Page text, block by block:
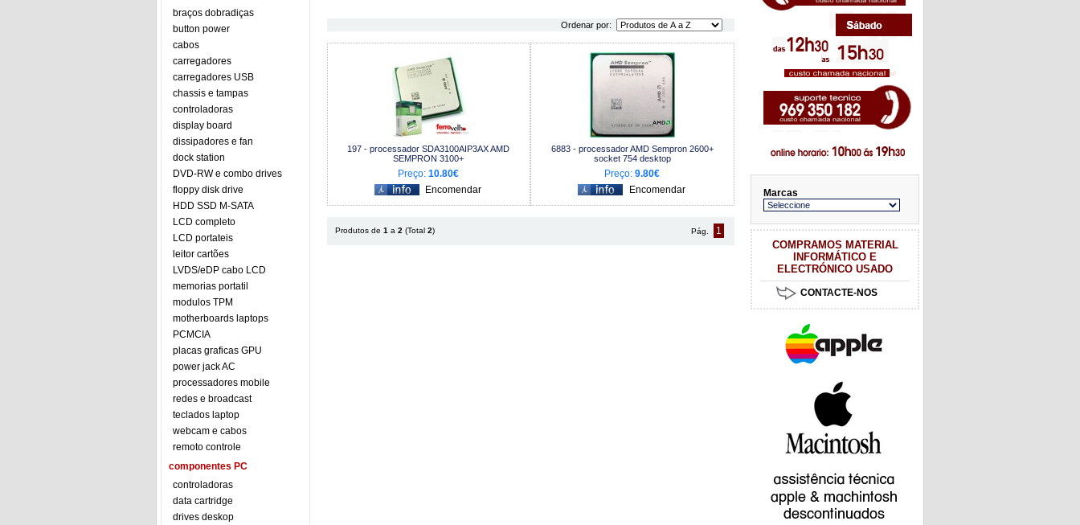
braços dobradiças
button power
cabos
carregadores
carregadores USB
chassis e tampas
controladoras
display board
dissipadores e fan
dock station
DVD-RW e combo drives
floppy disk drive
HDD SSD M-SATA
LCD completo
LCD portateis
leitor cartões
LVDS/eDP cabo LCD
memorias portatil
modulos TPM
motherboards laptops
PCMCIA
placas graficas GPU
power jack AC
processadores mobile
redes e broadcast
teclados laptop
webcam e cabos
remoto controle
componentes PC
controladoras
data cartridge
drives deskop
Ordenar por:
197 - processador SDA3100AIP3AX AMD
SEMPRON 3100+
Preço: 10.80€
6883 - processador AMD Sempron 2600+
socket 754 desktop
Preço: 9.80€
Produtos de 1 a 2 (Total 2) Pág. 1
Marcas
COMPRAMOS MATERIAL
INFORMÁTICO E
ELECTRÓNICO USADO
CONTACTE-NOS